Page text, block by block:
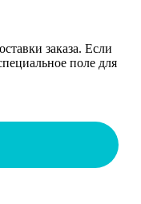
заказа. Если
поле для